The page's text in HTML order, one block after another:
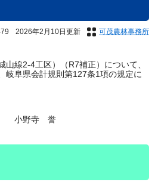
2026年2月10日更新 可茂農林事務所
線2-4工区）（R7補正）について、
岐阜県会計規則第127条1項の規定に
小野寺 誉